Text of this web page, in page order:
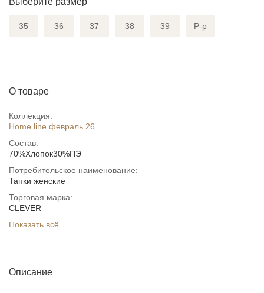
35 36 37 38 39 Р-р
О товаре
Коллекция:
Home line февраль 26
Состав:
70%Хлопок30%ПЭ
Потребительское наименование:
Тапки женские
Торговая марка:
CLEVER
Показать всё
Описание